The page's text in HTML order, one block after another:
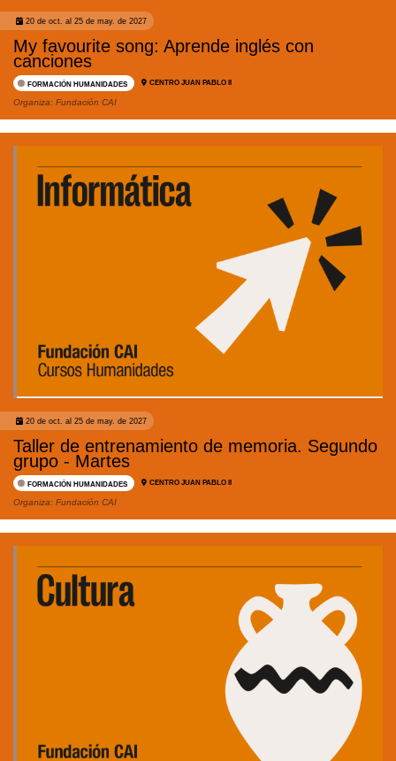
20 de oct. al 25 de may. de 2027
My favourite song: Aprende inglés con
canciones
FORMACIÓN HUMANIDADES CENTRO JUAN PABLO II
Organiza: Fundación CAI
20 de oct. al 25 de may. de 2027
Taller de entrenamiento de memoria. Segundo
grupo - Martes
FORMACIÓN HUMANIDADES CENTRO JUAN PABLO II
Organiza: Fundación CAI